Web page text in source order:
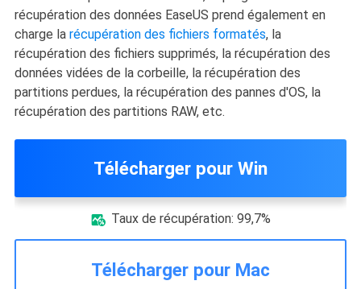
récupération des données EaseUS prend également en
charge la récupération des fichiers formatés, la
récupération des fichiers supprimés, la récupération des
données vidées de la corbeille, la récupération des
partitions perdues, la récupération des pannes d'OS, la
récupération des partitions RAW, etc.
Télécharger pour Win
 Taux de récupération: 99,7%
Télécharger pour Mac